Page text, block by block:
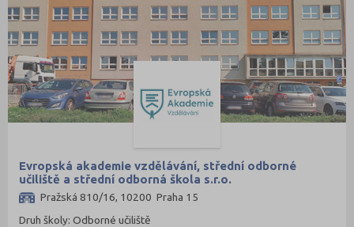
Evropská akademie vzdělávání, střední odborné
učiliště a střední odborná škola s.r.o.
Pražská 810/16, 10200 Praha 15
Druh školy: Odborné učiliště